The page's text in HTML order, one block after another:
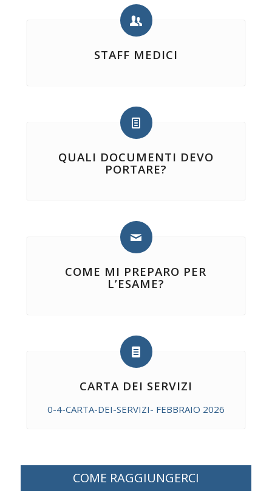
STAFF MEDICI
QUALI DOCUMENTI DEVO
PORTARE?
COME MI PREPARO PER
L’ESAME?
CARTA DEI SERVIZI
0-4-CARTA-DEI-SERVIZI- FEBBRAIO 2026
COME RAGGIUNGERCI